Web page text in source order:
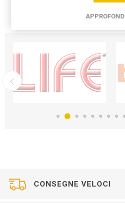
CONSEGNE VELOCI